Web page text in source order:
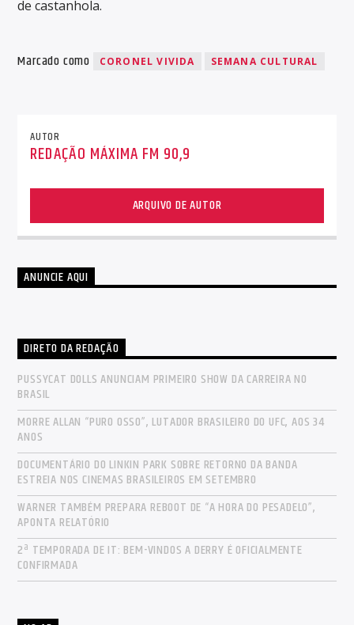
de castanhola.
Marcado como CORONEL VIVIDA SEMANA CULTURAL
AUTOR
REDAÇÃO MÁXIMA FM 90,9
ARQUIVO DE AUTOR
ANUNCIE AQUI
DIRETO DA REDAÇÃO
PUSSYCAT DOLLS ANUNCIAM PRIMEIRO SHOW DA CARREIRA NO
BRASIL
MORRE ALLAN “PURO OSSO”, LUTADOR BRASILEIRO DO UFC, AOS 34
ANOS
DOCUMENTÁRIO DO LINKIN PARK SOBRE RETORNO DA BANDA
ESTREIA NOS CINEMAS BRASILEIROS EM SETEMBRO
WARNER TAMBÉM PREPARA REBOOT DE “A HORA DO PESADELO”,
APONTA RELATÓRIO
2ª TEMPORADA DE IT: BEM-VINDOS A DERRY É OFICIALMENTE
CONFIRMADA